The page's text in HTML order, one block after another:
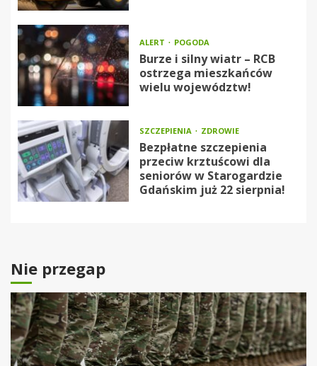
ALERT POGODA
Burze i silny wiatr – RCB
ostrzega mieszkańców
wielu województw!
SZCZEPIENIA ZDROWIE
Bezpłatne szczepienia
przeciw krztuścowi dla
seniorów w Starogardzie
Gdańskim już 22 sierpnia!
Nie przegap